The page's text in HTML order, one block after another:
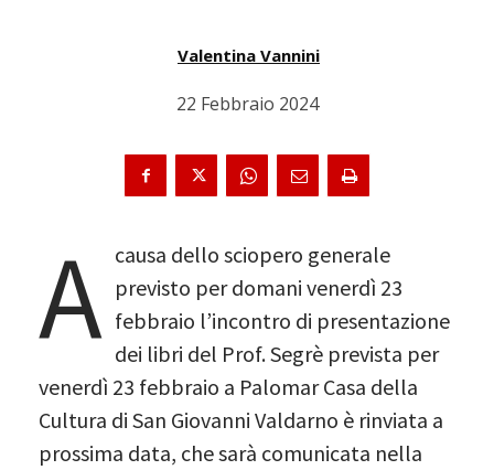
Valentina Vannini
22 Febbraio 2024
A causa dello sciopero generale
previsto per domani venerdì 23
febbraio l’incontro di presentazione
dei libri del Prof. Segrè prevista per
venerdì 23 febbraio a Palomar Casa della
Cultura di San Giovanni Valdarno è rinviata a
prossima data, che sarà comunicata nella